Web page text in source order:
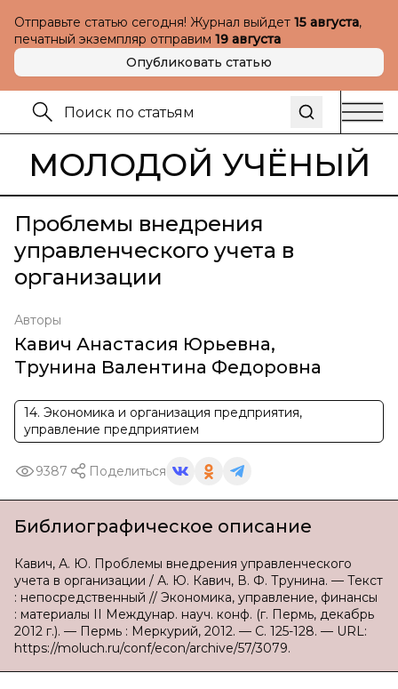
Отправьте статью сегодня! Журнал выйдет 15 августа,
печатный экземпляр отправим 19 августа
Опубликовать статью
МОЛОДОЙ УЧЁНЫЙ
Проблемы внедрения
управленческого учета в
организации
Авторы
Кавич Анастасия Юрьевна,
Трунина Валентина Федоровна
14. Экономика и организация предприятия,
управление предприятием
9387 Поделиться
Библиографическое описание
Кавич, А. Ю. Проблемы внедрения управленческого
учета в организации / А. Ю. Кавич, В. Ф. Трунина. — Текст
: непосредственный // Экономика, управление, финансы
: материалы II Междунар. науч. конф. (г. Пермь, декабрь
2012 г.). — Пермь : Меркурий, 2012. — С. 125-128. — URL:
https://moluch.ru/conf/econ/archive/57/3079.